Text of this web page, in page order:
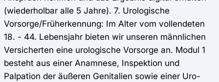
(wiederholbar alle 5 Jahre). 7. Urologische
Vorsorge/Früherkennung: Im Alter vom vollendeten
18. - 44. Lebensjahr bieten wir unseren männlichen
Versicherten eine urologische Vorsorge an. Modul 1
besteht aus einer Anamnese, Inspektion und
Palpation der äußeren Genitalien sowie einer Uro-